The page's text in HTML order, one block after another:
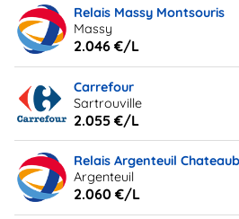
Relais Massy Montsouris
Massy
2.046 €/L
Carrefour
Sartrouville
2.055 €/L
Relais Argenteuil
Argenteuil
2.060 €/L